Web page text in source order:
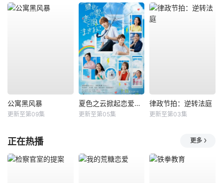
公寓黑风暴
更新至第09集
夏色之云掀起恋爱与风暴
更新至第05集
律政节拍：逆转法庭
更新至第03集
正在热播 更多